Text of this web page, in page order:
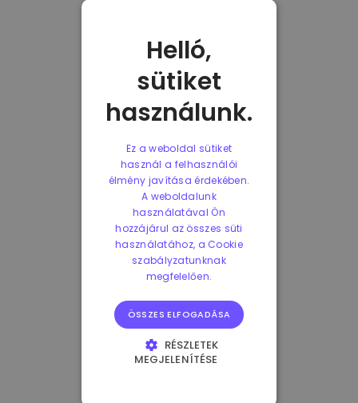
Helló,
sütiket
használunk.
Ez a weboldal sütiket
használ a felhasználói
élmény javítása érdekében.
A weboldalunk
használatával Ön
hozzájárul az összes süti
használatához, a Cookie
szabályzatunknak
megfelelően.
ÖSSZES ELFOGADÁSA
RÉSZLETEK
MEGJELENÍTÉSE